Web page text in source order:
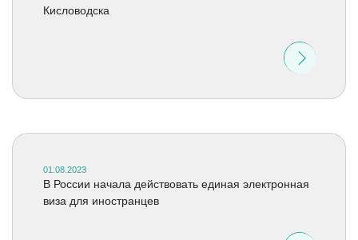
Кисловодска
01.08.2023
В России начала действовать единая электронная
виза для иностранцев